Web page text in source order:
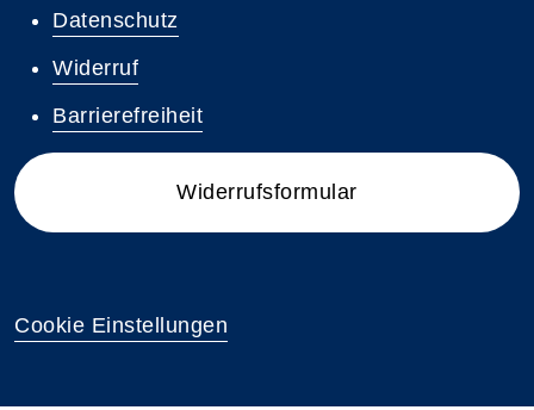
Datenschutz
Widerruf
Barrierefreiheit
Widerrufsformular
Cookie Einstellungen